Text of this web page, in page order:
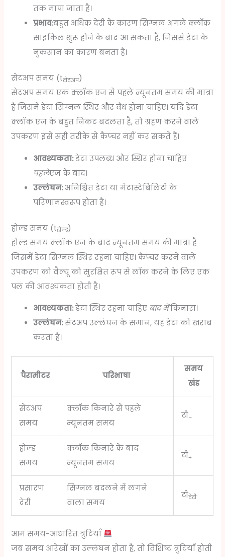
तक मापा जाता है।
प्रभाव:बहुत अधिक देरी के कारण सिग्नल अगले क्लॉक
साइकिल शुरू होने के बाद आ सकता है, जिससे डेटा के
नुकसान का कारण बनता है।
सेटअप समय (tसेटअप)
सेटअप समय एक क्लॉक एज से पहले न्यूनतम समय की मात्रा
है जिसमें डेटा सिग्नल स्थिर और वैध होना चाहिए। यदि डेटा
क्लॉक एज के बहुत निकट बदलता है, तो ग्रहण करने वाले
उपकरण इसे सही तरीके से कैप्चर नहीं कर सकते हैं।
आवश्यकता:डेटा उपलब्ध और स्थिर होना चाहिए
पहलेएज के बाद।
उल्लंघन:अनिश्चित डेटा या मेटास्टेबिलिटी के
परिणामस्वरूप होता है।
होल्ड समय (tहोल्ड)
होल्ड समय क्लॉक एज के बाद न्यूनतम समय की मात्रा है
जिसमें डेटा सिग्नल स्थिर रहना चाहिए। कैप्चर करने वाले
उपकरण को वैल्यू को सुरक्षित रूप से लॉक करने के लिए एक
पल की आवश्यकता होती है।
आवश्यकता:डेटा स्थिर रहना चाहिए बाद मेंकिनारा।
उल्लंघन:सेटअप उल्लंघन के समान, यह डेटा को खराब
करता है।
पैरामीटर परिभाषा
समय
खंड
सेटअप
समय
क्लॉक किनारे से पहले
न्यूनतम समय
टी–
होल्ड
समय
क्लॉक किनारे के बाद
न्यूनतम समय
टी+
प्रसारण
देरी
सिग्नल बदलने में लगने
वाला समय
टीदेरी
आम समय-आधारित त्रुटियाँ
जब समय आरेखों का उल्लंघन होता है, तो विशिष्ट त्रुटियाँ होती